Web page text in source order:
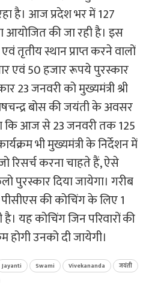
है। आज प्रदेश भर में 127
आयोजित की जा रही है। इस
एवं तृतीय स्थान प्राप्त करने वालों
एवं 50 हजार रूपये पुरस्कार
23 जनवरी को मुख्यमंत्री श्री
बोस की जयंती के अवसर
कि आज से 23 जनवरी तक 125
भी मुख्यमंत्री के निर्देशन में
रिसर्च करना चाहते हैं, ऐसे
पुरस्कार दिया जायेगा। गरीब
की कोचिंग के लिए 1
यह कोचिंग जिन परिवारों की
उनको दी जायेगी।
Jayanti Swami Vivekananda
जयंती